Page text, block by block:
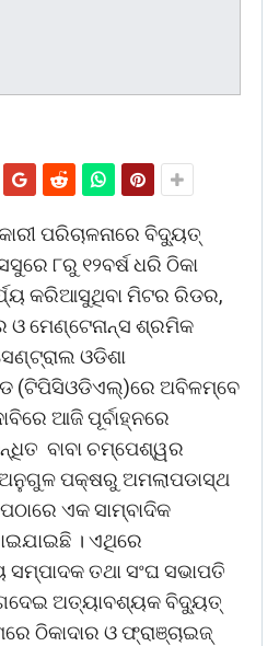
ପରିଚାଳନାରେ ବିଦୁ୍ୟତ୍
୮ରୁ ୧୨ବର୍ଷ ଧରି ଠିକା
କରିଆସୁଥିବା ମିଟର ରିଡର,
ମେଣ୍ଟେନାନ୍ସ ଶ୍ରମିକ
ଓଡିଶା
(ଟିପିସିଓଡିଏଲ୍)ରେ ଅବିଳମ୍ବେ
ଆଜି ପୂର୍ବାହ୍ନରେ
ବାବା ଚମ୍ପେଶ୍ୱର
ଅନୁଗୁଳ ପକ୍ଷରୁ ଅମଲାପଡାସ୍ଥ
ଏକ ସାମ୍ବାଦିକ
। ଏଥିରେ
ତଥା ସଂଘ ସଭାପତି
ଅତ୍ୟାବଶ୍ୟକ ବିଦୁ୍ୟତ୍
ଠିକାଦାର ଓ ଫ୍ରାଞ୍ଚାଇଜ୍